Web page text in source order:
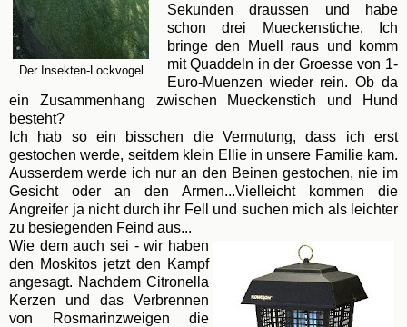
Der Insekten-Lockvogel
Sekunden draussen und habe
schon drei Mueckenstiche. Ich
bringe den Muell raus und komm
mit Quaddeln in der Groesse von 1-
Euro-Muenzen wieder rein. Ob da
ein Zusammenhang zwischen Mueckenstich und Hund
besteht?
Ich hab so ein bisschen die Vermutung, dass ich erst
gestochen werde, seitdem klein Ellie in unsere Familie kam.
Ausserdem werde ich nur an den Beinen gestochen, nie im
Gesicht oder an den Armen...Vielleicht kommen die
Angreifer ja nicht durch ihr Fell und suchen mich als leichter
zu besiegenden Feind aus...
Wie dem auch sei - wir haben
den Moskitos jetzt den Kampf
angesagt. Nachdem Citronella
Kerzen und das Verbrennen
von Rosmarinzweigen die